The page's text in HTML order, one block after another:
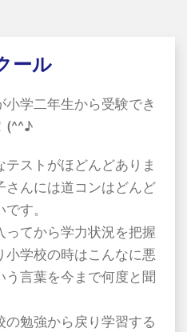
ール
学二年生から受験でき
(^^♪
ストがほどんどありま
さんには道コンはどんど
す。
ってから学力状況を把握
小学校の時はこんなに悪
う言葉を今まで何度と聞
勉強から戻り学習する